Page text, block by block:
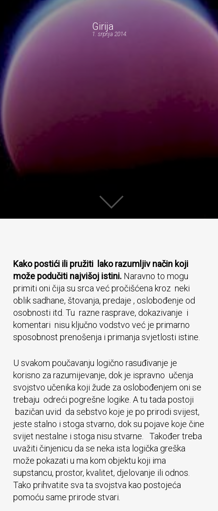
Girija
1. srpnja 2014.
Kako postići ili pružiti lako razumljiv način koji
može podučiti najvišoj istini. Naravno to mogu
primiti oni čija su srca već pročišćena kroz neki
oblik sadhane, štovanja, predaje , oslobođenje od
osobnosti itd. Tu razne rasprave, dokazivanje i
komentari nisu ključno vodstvo već je primarno
sposobnost prenošenja i primanja svjetlosti istine.
U svakom poučavanju logično rasuđivanje je
korisno za razumijevanje, dok je ispravno učenja
svojstvo učenika koji žude za oslobođenjem oni se
trebaju odreći pogrešne logike. A tu tada postoji
bazičan uvid da sebstvo koje je po prirodi svijest,
jeste stalno i stoga stvarno, dok su pojave koje čine
svijet nestalne i stoga nisu stvarne. Također treba
uvažiti činjenicu da se neka ista logička greška
može pokazati u ma kom objektu koji ima
supstancu, prostor, kvalitet, djelovanje ili odnos.
Tako prihvatite sva ta svojstva kao postojeća
pomoću same prirode stvari.